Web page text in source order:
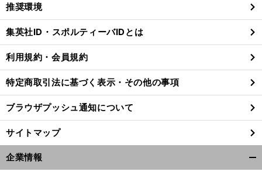
へ
閉
る
推奨環境
集英社ID・スポルティーバIDとは
利用規約・会員規約
特定商取引法に基づく表示・その他の事項
ブラウザプッシュ通知について
サイトマップ
企業情報